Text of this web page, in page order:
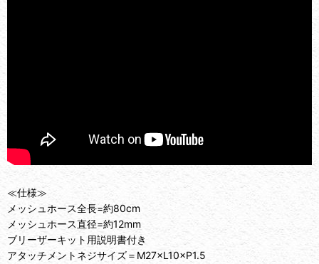
≪仕様≫
メッシュホース全長=約80cm
メッシュホース直径=約12mm
ブリーザーキット用説明書付き
アタッチメントネジサイズ＝M27×L10×P1.5